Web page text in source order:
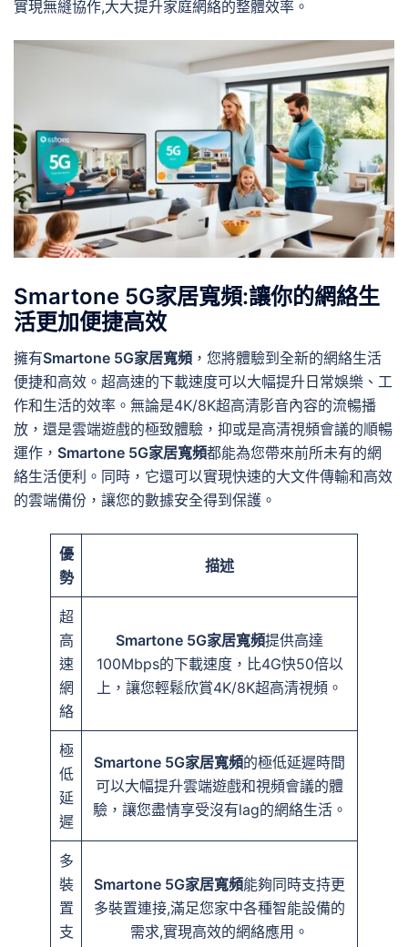
實現無縫協作,大大提升家庭網絡的整體效率。
Smartone 5G家居寬頻:讓你的網絡生
活更加便捷高效
擁有Smartone 5G家居寬頻 ，您將體驗到全新的網絡生活
便捷和高效。超高速的下載速度可以大幅提升日常娛樂、工
作和生活的效率。無論是4K/8K超高清影音內容的流暢播
放，還是雲端遊戲的極致體驗，抑或是高清視頻會議的順暢
運作， Smartone 5G家居寬頻都能為您帶來前所未有的網
絡生活便利。同時，它還可以實現快速的大文件傳輸和高效
的雲端備份，讓您的數據安全得到保護。
優
勢
描述
超
高
速
網
絡
Smartone 5G家居寬頻提供高達
100Mbps的下載速度，比4G快50倍以
上，讓您輕鬆欣賞4K/8K超高清視頻。
極
低
延
遲
Smartone 5G家居寬頻的極低延遲時間
可以大幅提升雲端遊戲和視頻會議的體
驗，讓您盡情享受沒有lag的網絡生活。
多
裝
置
支
Smartone 5G家居寬頻能夠同時支持更
多裝置連接,滿足您家中各種智能設備的
需求,實現高效的網絡應用。